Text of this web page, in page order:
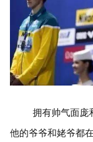
拥有帅气面庞
他的爷爷和姥爷都